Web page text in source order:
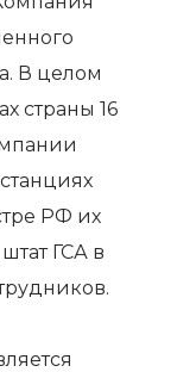
В целом
страны 16
РФ их
ГСА в